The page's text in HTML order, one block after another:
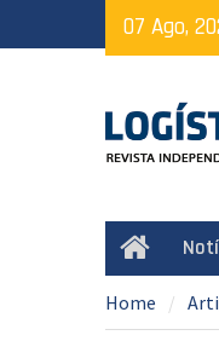
to
07 Ago,
Home
Home